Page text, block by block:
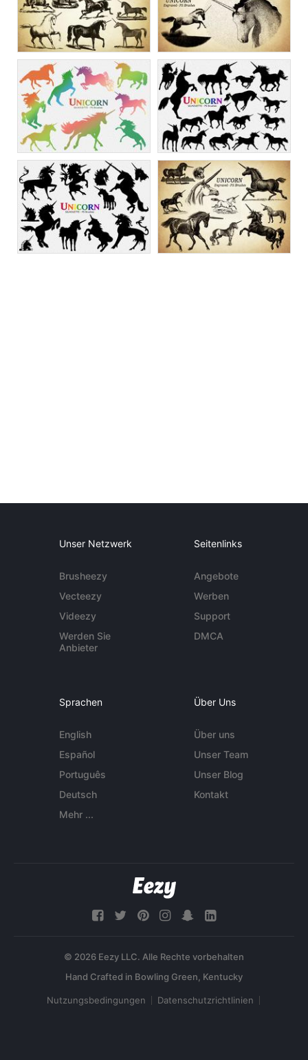
Unser Netzwerk
Brusheezy
Vecteezy
Videezy
Werden Sie
Anbieter
Seitenlinks
Angebote
Werben
Support
DMCA
Sprachen
English
Español
Português
Deutsch
Mehr ...
Über Uns
Über uns
Unser Team
Unser Blog
Kontakt
© 2026 Eezy LLC. Alle Rechte vorbehalten
Nutzungsbedingungen Datenschutzrichtlinien